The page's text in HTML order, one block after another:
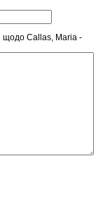
щодо Callas, Maria -